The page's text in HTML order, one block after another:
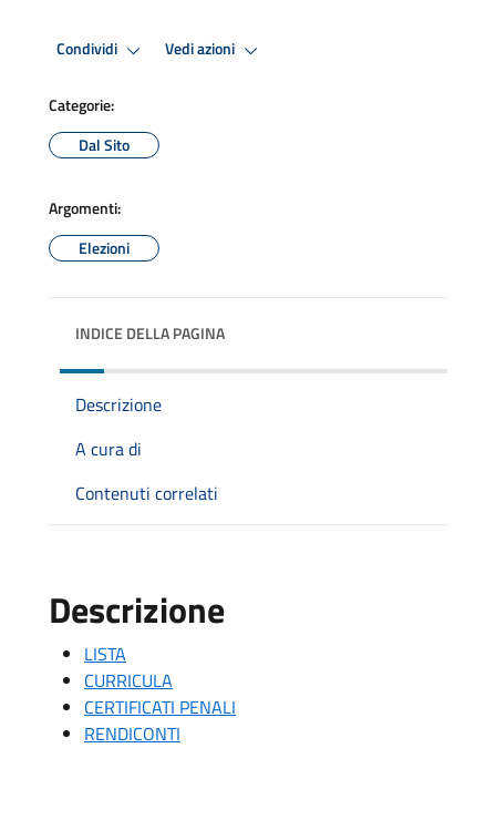
Condividi Vedi azioni
Categorie:
Dal Sito
Argomenti:
Elezioni
INDICE DELLA PAGINA
Descrizione
A cura di
Contenuti correlati
Descrizione
LISTA
CURRICULA
CERTIFICATI PENALI
RENDICONTI